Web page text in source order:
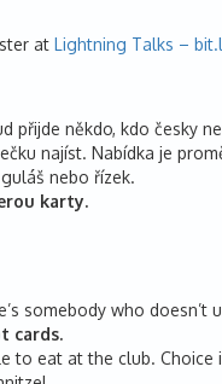
at Lightning Talks –
přijde někdo, kdo česky
najíst. Nabídka je
nebo řízek.
karty.
somebody who
cards.
to eat at the club.